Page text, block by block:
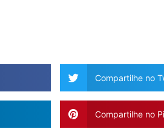
Compartilhe no
Compartilhe no